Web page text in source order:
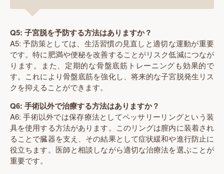
Q5: 子宮脱を予防する方法はありますか？
A5: 予防策としては、生活習慣の見直しと適切な運動が重要
です。特に肥満や便秘を改善することがリスク低減につなが
ります。また、定期的な骨盤底筋トレーニングも効果的で
す。これにより骨盤底筋を強化し、将来的な子宮脱発生リス
クを抑えることができます。
Q6: 手術以外で治療する方法はありますか？
A6: 手術以外では保存療法としてペッサリーリングという装
具を使用する方法があります。このリングは膣内に装着され
ることで臓器を支え、その結果として症状緩和や進行防止に
役立ちます。医師と相談しながら適切な治療法を選ぶことが
重要です。